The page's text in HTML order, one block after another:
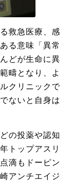
救急医療、感
る意味「異常
どが生命に異
疇となり、よ
クリニックで
ないと自身は
の投薬や認知
トップアスリ
滴もドーピン
アンチエイジ